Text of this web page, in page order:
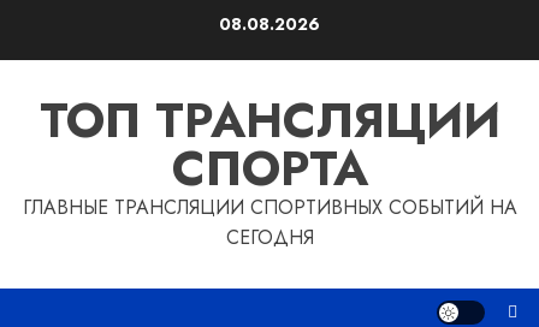
08.08.2026
ТОП ТРАНСЛЯЦИИ
СПОРТА
ГЛАВНЫЕ ТРАНСЛЯЦИИ СПОРТИВНЫХ СОБЫТИЙ НА
СЕГОДНЯ